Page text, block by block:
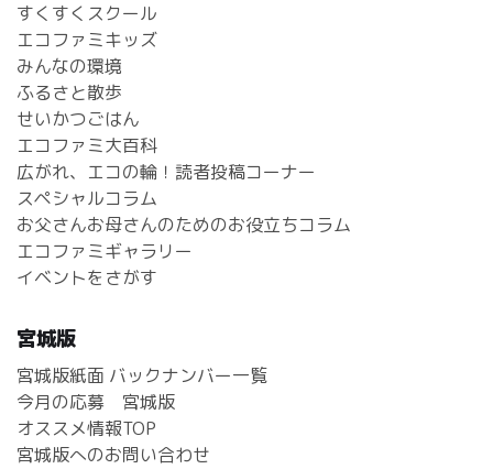
すくすくスクール
エコファミキッズ
みんなの環境
ふるさと散歩
せいかつごはん
エコファミ大百科
広がれ、エコの輪！読者投稿コーナー
スペシャルコラム
お父さんお母さんのためのお役立ちコラム
エコファミギャラリー
イベントをさがす
宮城版
宮城版紙面 バックナンバー一覧
今月の応募 宮城版
オススメ情報TOP
宮城版へのお問い合わせ